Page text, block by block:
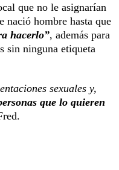
que no le asignarían
nació hombre hasta que
hacerlo”, además para
sin ninguna etiqueta
sexuales y,
que lo quieren